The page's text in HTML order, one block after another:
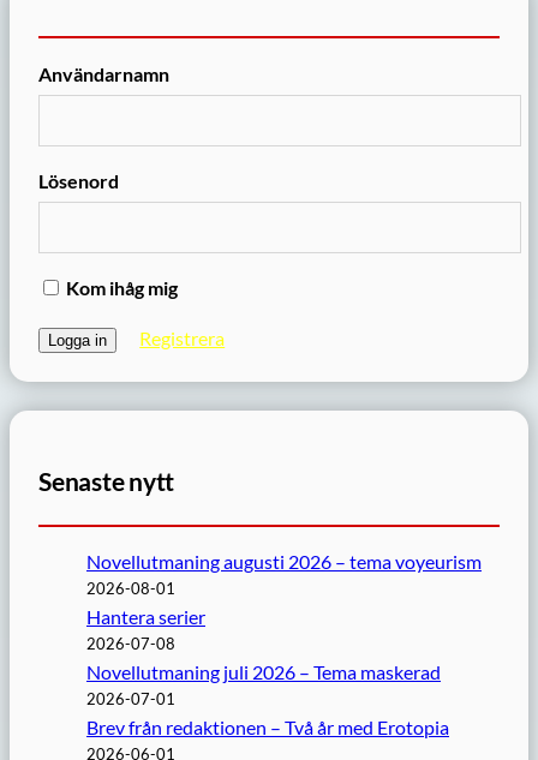
Användarnamn
Lösenord
Kom ihåg mig
Registrera
Senaste nytt
Novellutmaning augusti 2026 – tema voyeurism
2026-08-01
Hantera serier
2026-07-08
Novellutmaning juli 2026 – Tema maskerad
2026-07-01
Brev från redaktionen – Två år med Erotopia
2026-06-01